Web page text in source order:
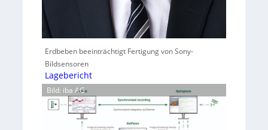
Erdbeben beeinträchtigt Fertigung von Sony-
Bildsensoren
Lagebericht
Bild: iba AG